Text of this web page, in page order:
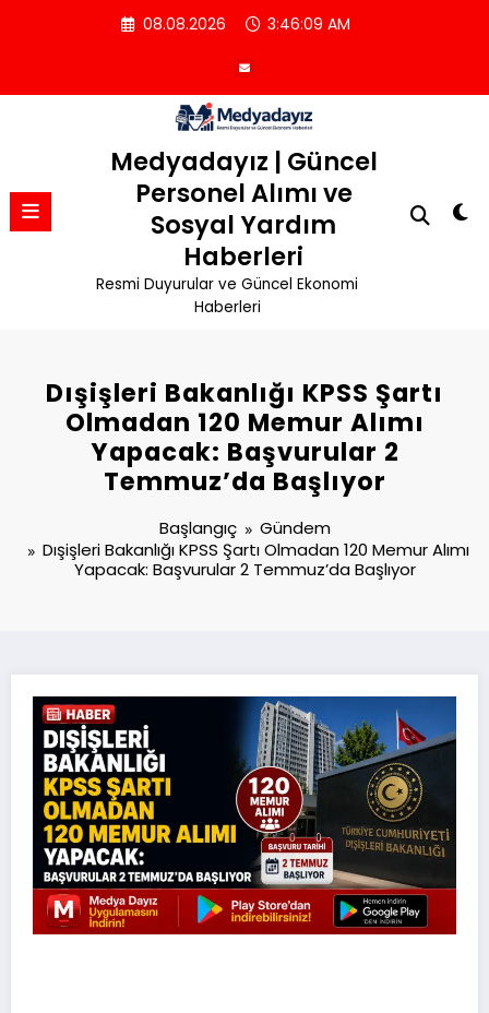
08.08.2026 3:46:10 AM
Medyadayız | Güncel
Personel Alımı ve
Sosyal Yardım
Haberleri
Resmi Duyurular ve Güncel Ekonomi
Haberleri
Dışişleri Bakanlığı KPSS Şartı
Olmadan 120 Memur Alımı
Yapacak: Başvurular 2
Temmuz’da Başlıyor
Başlangıç
Gündem
Dışişleri Bakanlığı KPSS Şartı Olmadan 120 Memur Alımı
Yapacak: Başvurular 2 Temmuz’da Başlıyor